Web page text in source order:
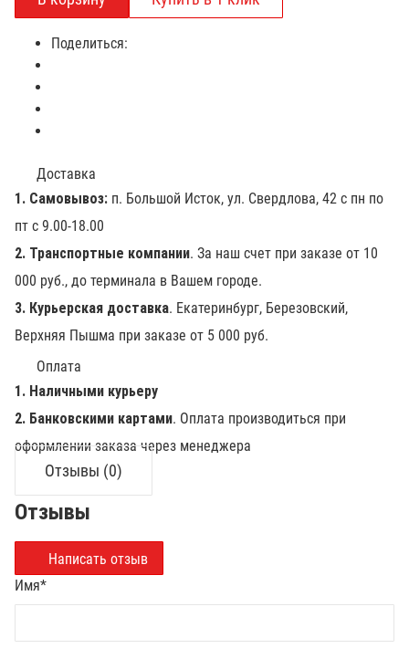
Поделиться:
Доставка
1. Самовывоз: п. Большой Исток, ул. Свердлова, 42 с пн по
пт с 9.00-18.00
2. Транспортные компании. За наш счет при заказе от 10
000 руб., до терминала в Вашем городе.
3. Курьерская доставка. Екатеринбург, Березовский,
Верхняя Пышма при заказе от 5 000 руб.
Оплата
1. Наличными курьеру
2. Банковскими картами. Оплата производиться при
оформлении заказа через менеджера
Отзывы (0)
Отзывы
Написать отзыв
Имя*